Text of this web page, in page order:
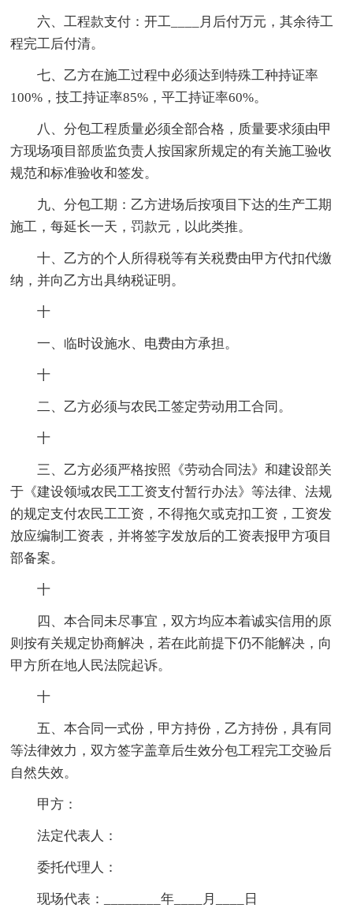
六、工程款支付：开工____月后付万元，其余待工
程完工后付清。
七、乙方在施工过程中必须达到特殊工种持证率
100%，技工持证率85%，平工持证率60%。
八、分包工程质量必须全部合格，质量要求须由甲
方现场项目部质监负责人按国家所规定的有关施工验收
规范和标准验收和签发。
九、分包工期：乙方进场后按项目下达的生产工期
施工，每延长一天，罚款元，以此类推。
十、乙方的个人所得税等有关税费由甲方代扣代缴
纳，并向乙方出具纳税证明。
十
一、临时设施水、电费由方承担。
十
二、乙方必须与农民工签定劳动用工合同。
十
三、乙方必须严格按照《劳动合同法》和建设部关
于《建设领域农民工工资支付暂行办法》等法律、法规
的规定支付农民工工资，不得拖欠或克扣工资，工资发
放应编制工资表，并将签字发放后的工资表报甲方项目
部备案。
十
四、本合同未尽事宜，双方均应本着诚实信用的原
则按有关规定协商解决，若在此前提下仍不能解决，向
甲方所在地人民法院起诉。
十
五、本合同一式份，甲方持份，乙方持份，具有同
等法律效力，双方签字盖章后生效分包工程完工交验后
自然失效。
甲方：
法定代表人：
委托代理人：
现场代表：________年____月____日